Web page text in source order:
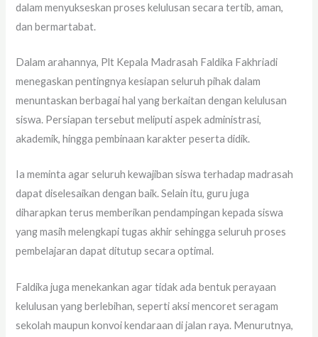
dalam menyukseskan proses kelulusan secara tertib, aman,
dan bermartabat.
Dalam arahannya, Plt Kepala Madrasah Faldika Fakhriadi
menegaskan pentingnya kesiapan seluruh pihak dalam
menuntaskan berbagai hal yang berkaitan dengan kelulusan
siswa. Persiapan tersebut meliputi aspek administrasi,
akademik, hingga pembinaan karakter peserta didik.
Ia meminta agar seluruh kewajiban siswa terhadap madrasah
dapat diselesaikan dengan baik. Selain itu, guru juga
diharapkan terus memberikan pendampingan kepada siswa
yang masih melengkapi tugas akhir sehingga seluruh proses
pembelajaran dapat ditutup secara optimal.
Faldika juga menekankan agar tidak ada bentuk perayaan
kelulusan yang berlebihan, seperti aksi mencoret seragam
sekolah maupun konvoi kendaraan di jalan raya. Menurutnya,